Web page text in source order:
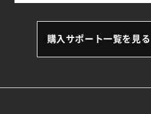
購入サポート一覧を見る